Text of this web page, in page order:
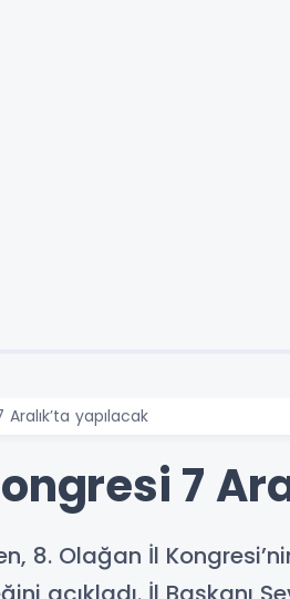
yapılacak
7
8. Olağan İl